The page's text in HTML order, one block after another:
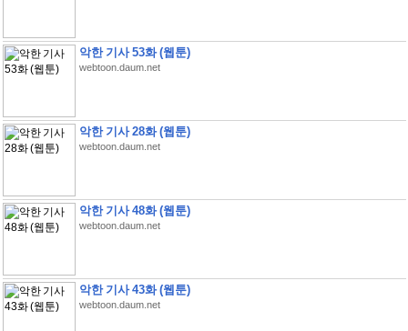
악한 기사 53화 (웹툰)
webtoon.daum.net
악한 기사 28화 (웹툰)
webtoon.daum.net
악한 기사 48화 (웹툰)
webtoon.daum.net
악한 기사 43화 (웹툰)
webtoon.daum.net